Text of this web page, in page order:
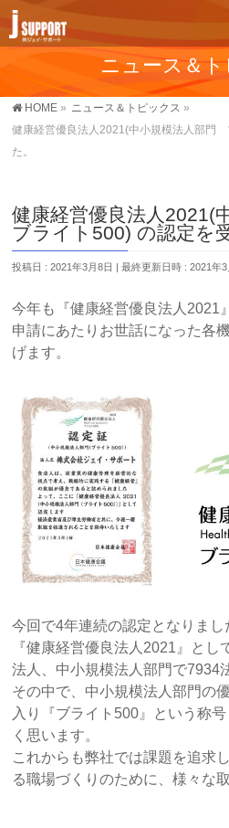
ニュース＆
HOME » ニュース＆トピックス »
健康経営優良法人2021(中小規模法人部門
た。
健康経営優良法人2021(
ブライト500) の認定を
投稿日 : 2021年3月8日 最終更新日時 : 2021年3
今年も『健康経営優良法人2021
申請にあたりお世話になった各
げます。
今回で4年連続の認定となりまし
『健康経営優良法人2021』と
法人、中小規模法人部門で7934
その中で、中小規模法人部門の
入り『ブライト500』という称
く思います。
これからも弊社では課題を追求
る職場づくりのために、様々な